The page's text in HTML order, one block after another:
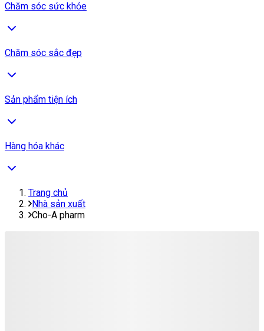
Chăm sóc sức khỏe
Chăm sóc sắc đẹp
Sản phẩm tiện ích
Hàng hóa khác
Trang chủ
Nhà sản xuất
Cho-A pharm